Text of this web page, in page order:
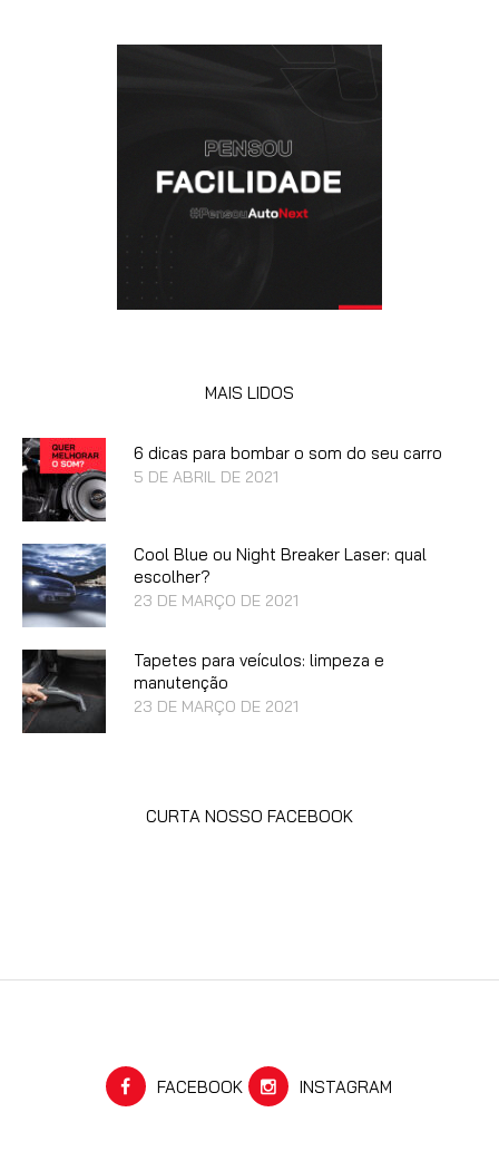
MAIS LIDOS
6 dicas para bombar o som do seu carro
5 DE ABRIL DE 2021
Cool Blue ou Night Breaker Laser: qual
escolher?
23 DE MARÇO DE 2021
Tapetes para veículos: limpeza e
manutenção
23 DE MARÇO DE 2021
CURTA NOSSO FACEBOOK
FACEBOOK INSTAGRAM